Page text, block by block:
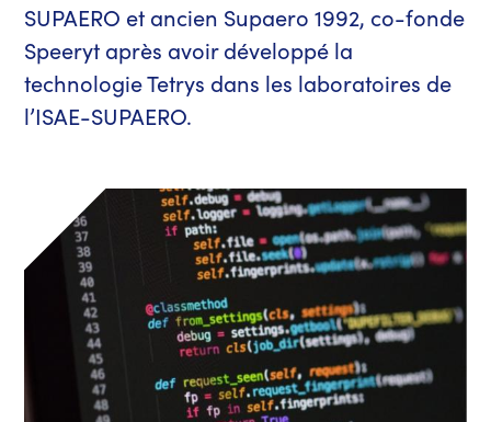
SUPAERO et ancien Supaero 1992, co-fonde
Speeryt après avoir développé la
technologie Tetrys dans les laboratoires de
l’ISAE-SUPAERO.